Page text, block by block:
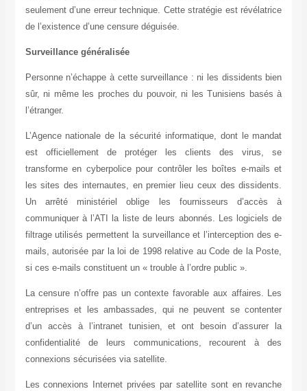
seulement d’une erreur technique. Cette stratégie est
de l’existence d’une censure déguisée.
Surveillance généralisée
Personne n’échappe à cette surveillance : ni les dissidents
sûr, ni même les proches du pouvoir, ni les Tunisiens
l’étranger.
L’Agence nationale de la sécurité informatique, dont le
est officiellement de protéger les clients des virus,
transforme en cyberpolice pour contrôler les boîtes e-
les sites des internautes, en premier lieu ceux des
Un arrêté ministériel oblige les fournisseurs
communiquer à l’ATI la liste de leurs abonnés. Les
filtrage utilisés permettent la surveillance et l’interception
mails, autorisée par la loi de 1998 relative au Code de la
si ces e-mails constituent un « trouble à l’ordre public ».
La censure n’offre pas un contexte favorable aux affaires.
entreprises et les ambassades, qui ne peuvent se
d’un accès à l’intranet tunisien, et ont besoin
confidentialité de leurs communications, recourent à
connexions sécurisées via satellite.
Les connexions Internet privées par satellite sont en